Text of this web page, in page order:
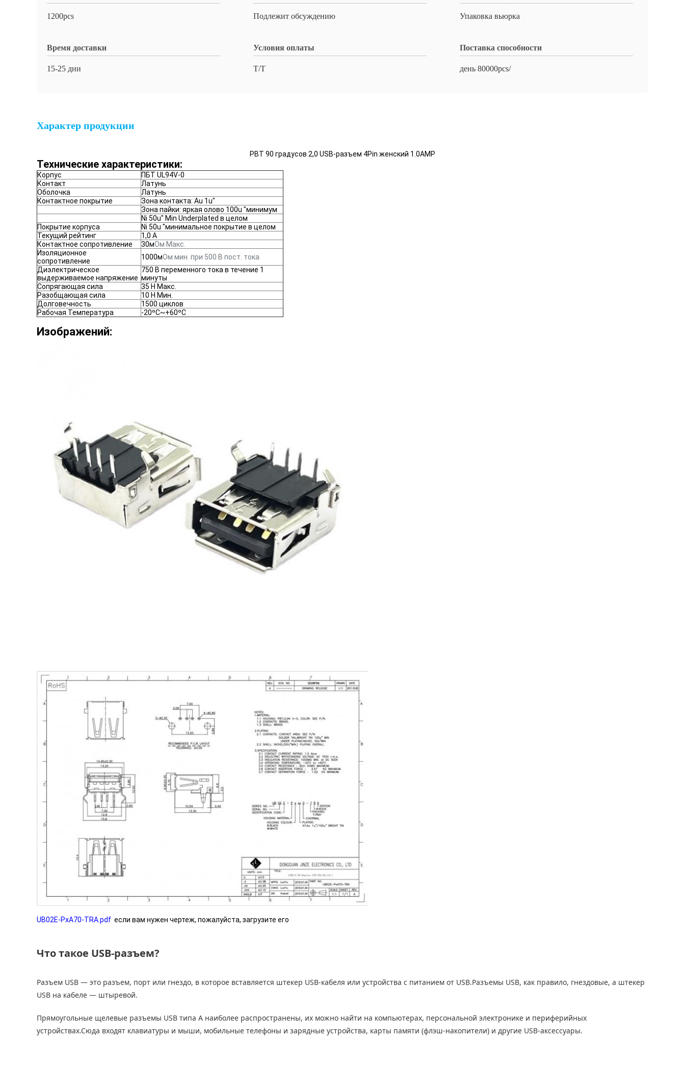
1200pcs Подлежит обсуждению Упаковка вьюрка
Время доставки
15-25 дни
Условия оплаты
T/T
Поставка способности
день 80000pcs/
Характер продукции
PBT 90 градусов 2,0 USB-разъем 4Pin женский 1.0AMP
Технические характеристики:
Корпус
ПБТ UL94V-0
Контакт
Латунь
Оболочка
Латунь
Контактное покрытие
Зона контакта: Au 1u"
Зона пайки: яркая олово 100u "минимум
Ni 50u" Min Underplated в целом
Покрытие корпуса
Ni 50u "минимальное покрытие в целом
Текущий рейтинг
1,0 А
Контактное сопротивление
30мОм Макс.
Изоляционное
сопротивление
1000мОм мин. при 500 В пост. тока
Диэлектрическое
выдерживаемое напряжение
750 В переменного тока в течение 1
минуты
Сопрягающая сила
35 Н Макс.
Разобщающая сила
10 Н Мин.
Долговечность
1500 циклов
Рабочая Температура
-20ºC~+60ºC
Изображений:
UB02E-PxA70-TRA.pdf если вам нужен чертеж, пожалуйста, загрузите его
Что такое USB-разъем?
Разъем USB — это разъем, порт или гнездо, в которое вставляется штекер USB-кабеля или устройства с питанием от USB.Разъемы USB, как правило, гнездовые, а штекер
USB на кабеле — штыревой.
Прямоугольные щелевые разъемы USB типа A наиболее распространены, их можно найти на компьютерах, персональной электронике и периферийных
устройствах.Сюда входят клавиатуры и мыши, мобильные телефоны и зарядные устройства, карты памяти (флэш-накопители) и другие USB-аксессуары.